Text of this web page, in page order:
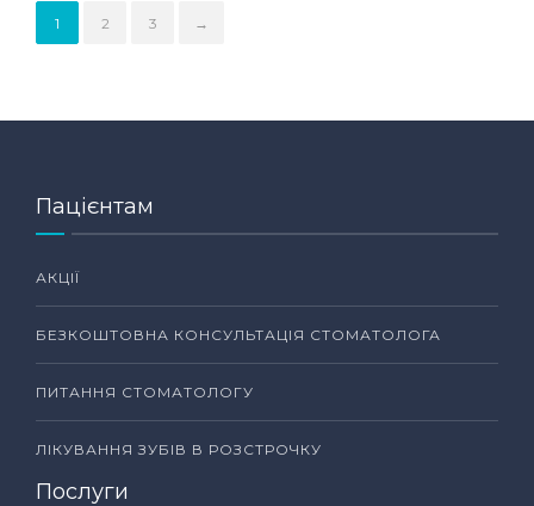
1 2 3 →
Пацієнтам
АКЦІЇ
БЕЗКОШТОВНА КОНСУЛЬТАЦІЯ СТОМАТОЛОГА
ПИТАННЯ СТОМАТОЛОГУ
ЛІКУВАННЯ ЗУБІВ В РОЗСТРОЧКУ
Послуги